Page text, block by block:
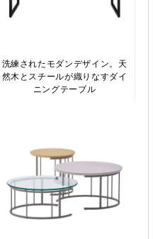
洗練されたモダンデザイン。天
然木とスチールが織りなすダイ
ニングテーブル